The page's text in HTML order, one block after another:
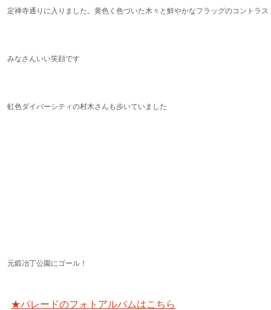
定禅寺通りに入りました。黄色く色づいた木々と鮮やかなフラッグのコントラ
みなさんいい笑顔です
虹色ダイバーシティの村木さんも歩いていました
元鍛冶丁公園にゴール！
★パレードのフォトアルバムはこちら